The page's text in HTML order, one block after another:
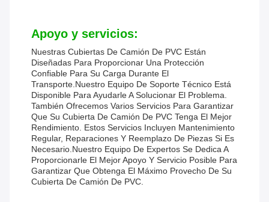
Apoyo y servicios:
Nuestras Cubiertas De Camión De PVC Están
Diseñadas Para Proporcionar Una Protección
Confiable Para Su Carga Durante El
Transporte.Nuestro Equipo De Soporte Técnico Está
Disponible Para Ayudarle A Solucionar El Problema.
También Ofrecemos Varios Servicios Para Garantizar
Que Su Cubierta De Camión De PVC Tenga El Mejor
Rendimiento. Estos Servicios Incluyen Mantenimiento
Regular, Reparaciones Y Reemplazo De Piezas Si Es
Necesario.Nuestro Equipo De Expertos Se Dedica A
Proporcionarle El Mejor Apoyo Y Servicio Posible Para
Garantizar Que Obtenga El Máximo Provecho De Su
Cubierta De Camión De PVC.